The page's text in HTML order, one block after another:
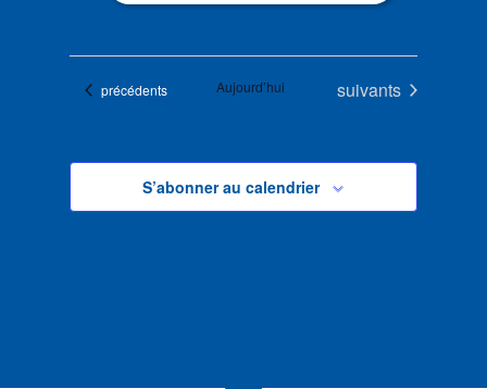
Évènements
précédents Aujourd’hui Évènements
suivants
S’abonner au calendrier